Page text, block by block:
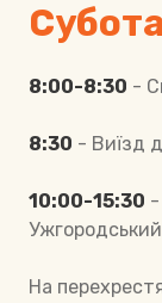
Субота
8:00-8:30 -
8:30 - Виїзд
10:00-15:30 -
На